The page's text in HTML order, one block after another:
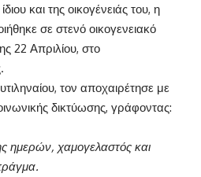
και της οικογένειάς του, η
σε στενό οικογενειακό
22 Απριλίου, στο
τον αποχαιρέτησε με
δικτύωσης, γράφοντας:
ημερών, χαμογελαστός και